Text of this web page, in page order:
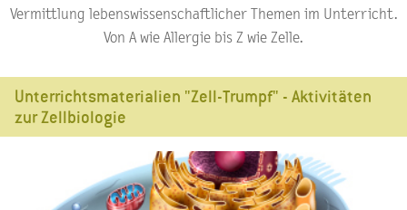
Vermittlung lebenswissenschaftlicher Themen im Unterricht.
Von A wie Allergie bis Z wie Zelle.
Unterrichtsmaterialien "Zell-Trumpf" - Aktivitäten
zur Zellbiologie